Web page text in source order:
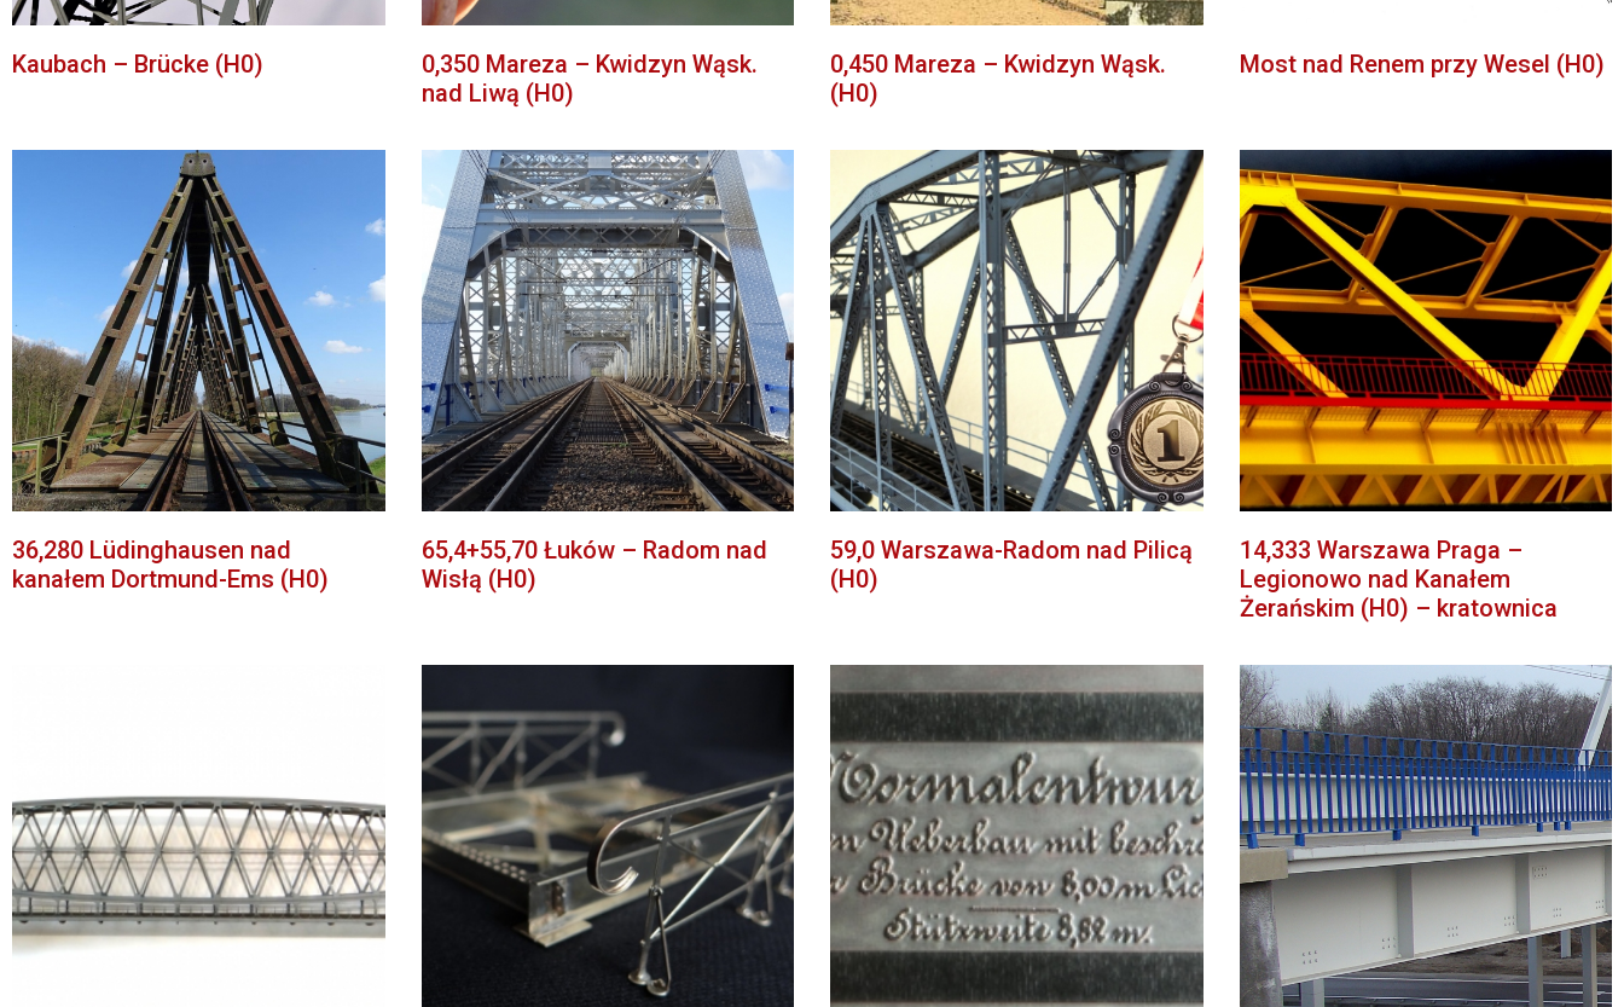
Kaubach – Brücke (H0)
0,350 Mareza – Kwidzyn Wąsk.
nad Liwą (H0)
0,450 Mareza – Kwidzyn Wąsk.
(H0)
Most nad Renem przy Wesel (H0)
36,280 Lüdinghausen nad
kanałem Dortmund-Ems (H0)
65,4+55,70 Łuków – Radom nad
Wisłą (H0)
59,0 Warszawa-Radom nad Pilicą
(H0)
14,333 Warszawa Praga –
Legionowo nad Kanałem
Żerańskim (H0) – kratownica